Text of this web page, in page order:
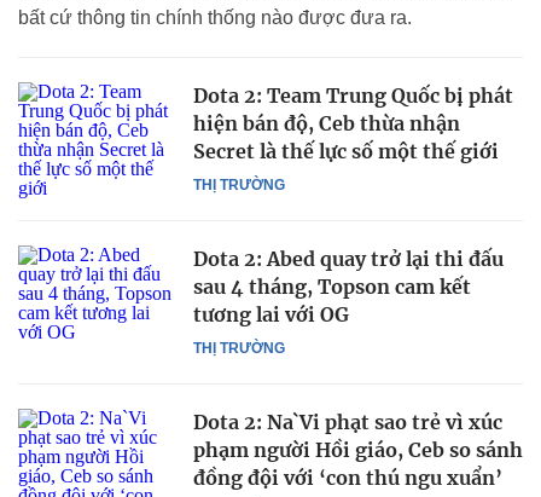
bất cứ thông tin chính thống nào được đưa ra.
THỊ TRƯỜNG
Dota 2: Team Trung Quốc bị phát
hiện bán độ, Ceb thừa nhận
Secret là thế lực số một thế giới
THỊ TRƯỜNG
Dota 2: Abed quay trở lại thi đấu
sau 4 tháng, Topson cam kết
tương lai với OG
Dota 2: Na`Vi phạt sao trẻ vì xúc
phạm người Hồi giáo, Ceb so sánh
đồng đội với ‘con thú ngu xuẩn’